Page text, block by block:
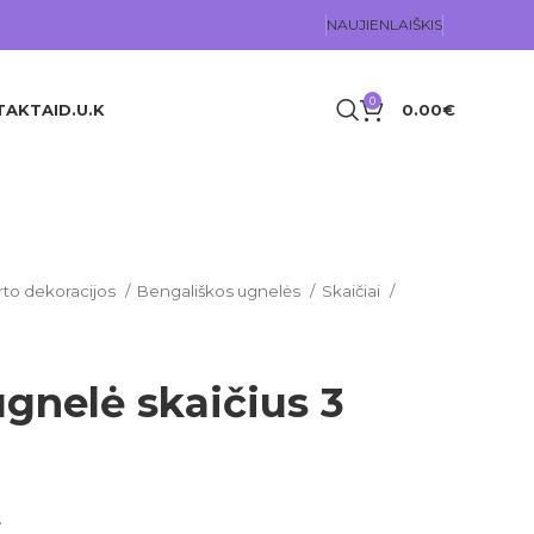
NAUJIENLAIŠKIS
D.U.K 0 0.00€
dekoracijos Bengališkos ugnelės Skaičiai
skaičius 3